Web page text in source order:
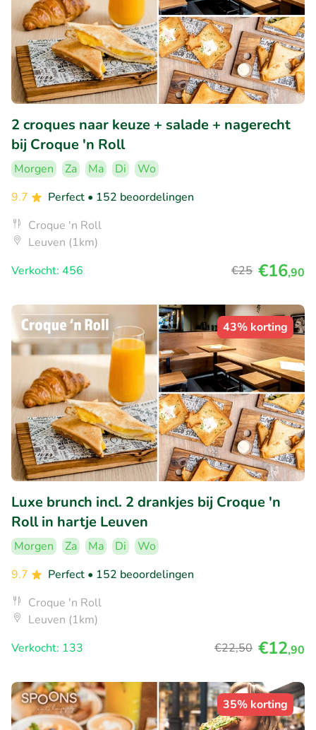
2 croques naar keuze + salade + nagerecht
bij Croque 'n Roll
Morgen Za Ma Di
Wo
9.7
Perfect • 152 beoordelingen
Croque 'n Roll
Leuven (1km)
Verkocht: 456
€25 €16,90
43% korting
Luxe brunch incl. 2 drankjes bij Croque 'n
Roll in hartje Leuven
Morgen Za Ma Di
Wo
9.7
Perfect • 152 beoordelingen
Croque 'n Roll
Leuven (1km)
Verkocht: 133
€22,50 €12,90
35% korting